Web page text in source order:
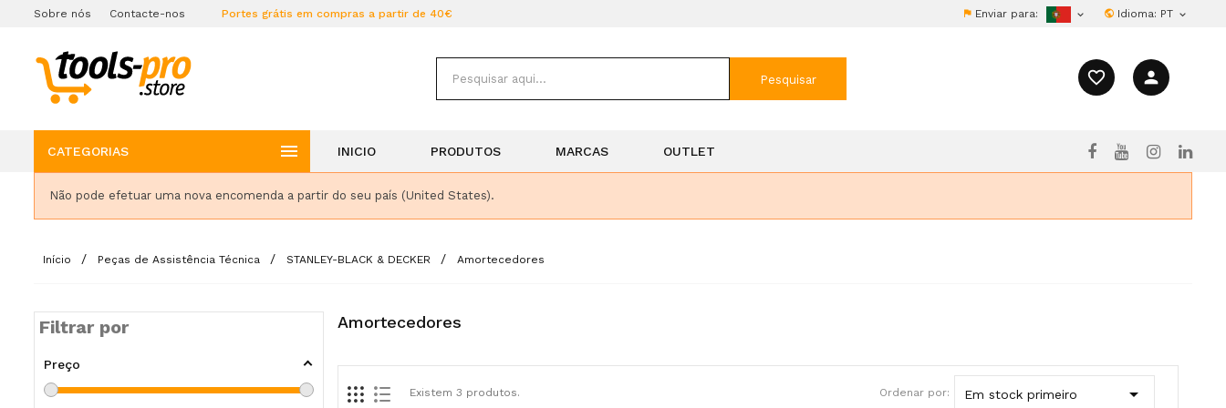
Sobre nós Contacte-nos Portes grátis em compras a partir de 40€ Enviar para:  Idioma: PT 
favorite_border person
Pesquisar
CATEGORIAS  INICIO PRODUTOS MARCAS OUTLET
Não pode efetuar uma nova encomenda a partir do seu país (United States).
Início Peças de Assistência Técnica STANLEY-BLACK & DECKER Amortecedores
Filtrar por
Preço
Amortecedores
Existem 3 produtos. Ordenar por: Em stock primeiro 